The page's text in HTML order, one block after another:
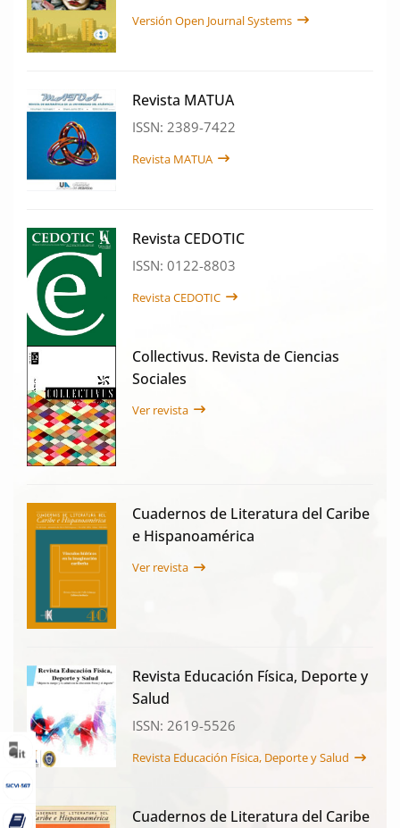
Versión Open Journal Systems
Revista MATUA
ISSN: 2389-7422
Revista MATUA
Revista CEDOTIC
ISSN: 0122-8803
Revista CEDOTIC
Collectivus. Revista de Ciencias
Sociales
Ver revista
Cuadernos de Literatura del Caribe
e Hispanoamérica
Ver revista
Revista Educación Física, Deporte y
Salud
ISSN: 2619-5526
Revista Educación Física, Deporte y Salud
Cuadernos de Literatura del Caribe